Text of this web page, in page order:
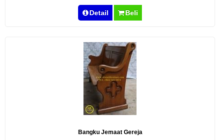
Detail Beli
Bangku Jemaat Gereja